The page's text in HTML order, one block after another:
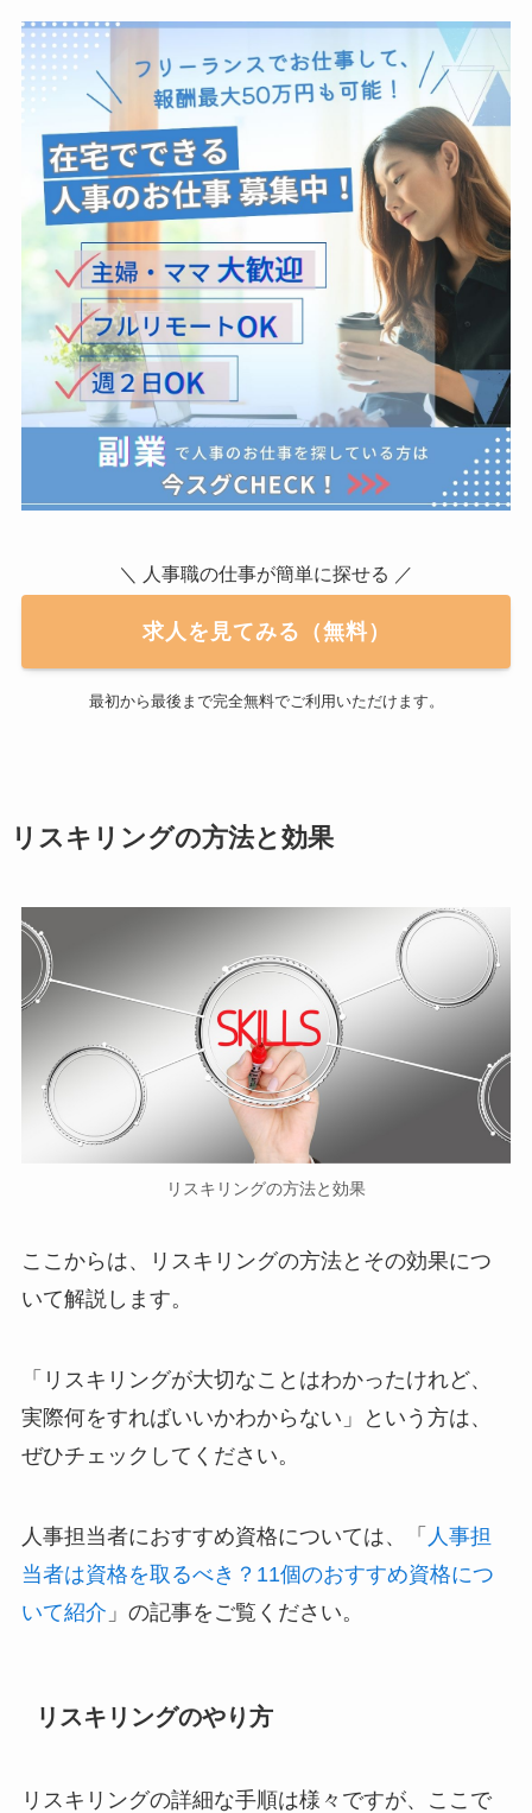
＼ 人事職の仕事が簡単に探せる ／
求人を見てみる（無料）
最初から最後まで完全無料でご利用いただけます。
リスキリングの方法と効果
リスキリングの方法と効果
ここからは、リスキリングの方法とその効果につ
いて解説します。
「リスキリングが大切なことはわかったけれど、
実際何をすればいいかわからない」という方は、
ぜひチェックしてください。
人事担当者におすすめ資格については、「 人事担
当者は資格を取るべき？11個のおすすめ資格につ
いて紹介 」の記事をご覧ください。
リスキリングのやり方
リスキリングの詳細な手順は様々ですが、ここで